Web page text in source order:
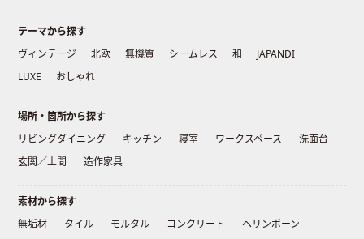
テーマから探す
ヴィンテージ
北欧 無機質 シームレス 和
JAPANDI
LUXE
おしゃれ
場所・箇所から探す
リビングダイニング
キッチン 寝室 ワークスペース
洗面台
玄関／土間
造作家具
素材から探す
無垢材
タイル モルタル コンクリート
ヘリンボーン